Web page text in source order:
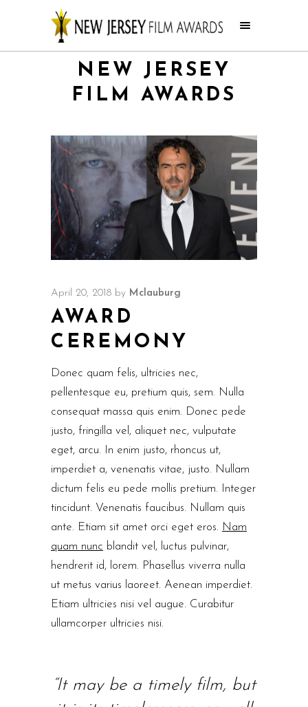
NEW JERSEY
FILM AWARDS
April 20, 2018 by Mclauburg
AWARD
CEREMONY
Donec quam felis, ultricies nec,
pellentesque eu, pretium quis, sem. Nulla
consequat massa quis enim. Donec pede
justo, fringilla vel, aliquet nec, vulputate
eget, arcu. In enim justo, rhoncus ut,
imperdiet a, venenatis vitae, justo. Nullam
dictum felis eu pede mollis pretium. Integer
tincidunt. Venenatis faucibus. Nullam quis
ante. Etiam sit amet orci eget eros. Nam
quam nunc blandit vel, luctus pulvinar,
hendrerit id, lorem. Phasellus viverra nulla
ut metus varius laoreet. Aenean imperdiet.
Etiam ultricies nisi vel augue. Curabitur
ullamcorper ultricies nisi.
“It may be a timely film, but